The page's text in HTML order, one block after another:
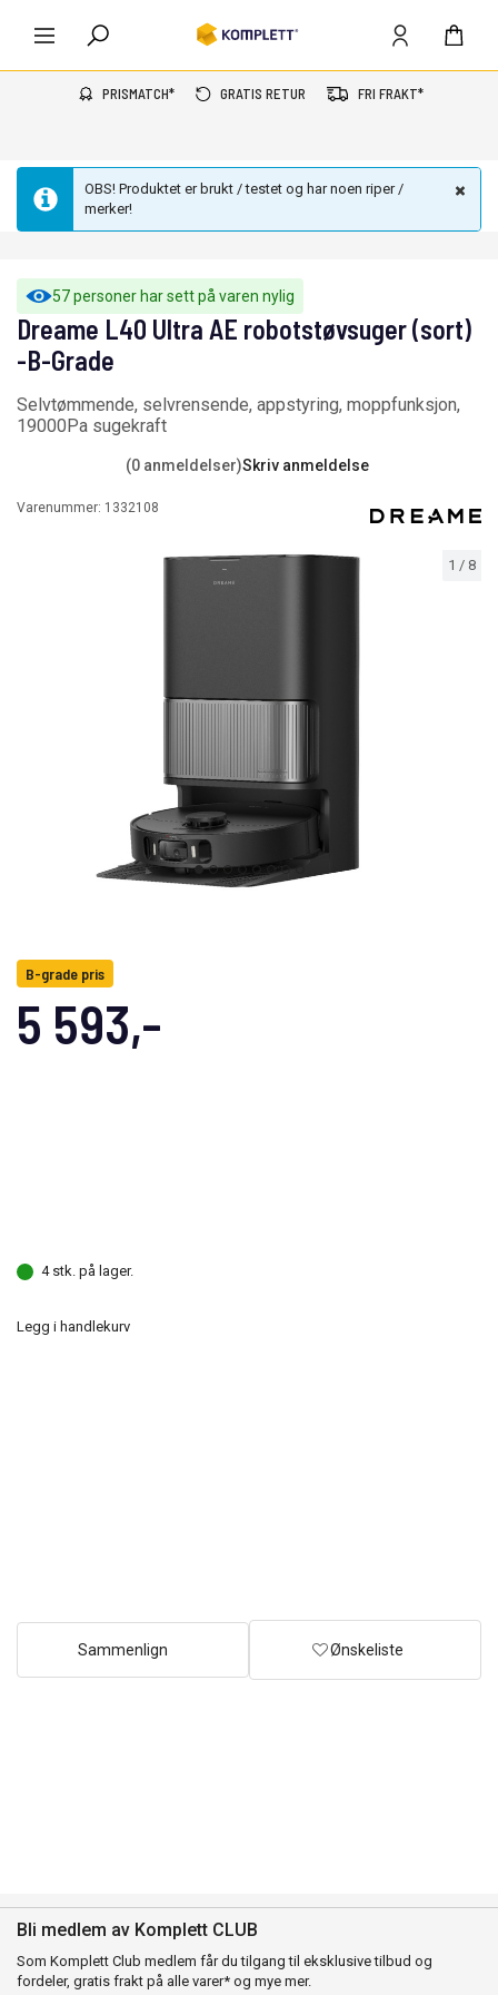
PRISMATCH* GRATIS RETUR FRI FRAKT*
OBS! Produktet er brukt / testet og har noen riper /
merker!
57 personer har sett på varen nylig
1 / 8
Dreame L40 Ultra AE robotstøvsuger (sort)
-B-Grade
Selvtømmende, selvrensende, appstyring, moppfunksjon,
19000Pa sugekraft
(0 anmeldelser)Skriv anmeldelse
Varenummer: 1332108
B-grade pris
5 593,-
4 stk. på lager.
Legg i handlekurv
Sammenlign Ønskeliste
Bli medlem av Komplett CLUB
Som Komplett Club medlem får du tilgang til eksklusive tilbud og
fordeler, gratis frakt på alle varer* og mye mer.